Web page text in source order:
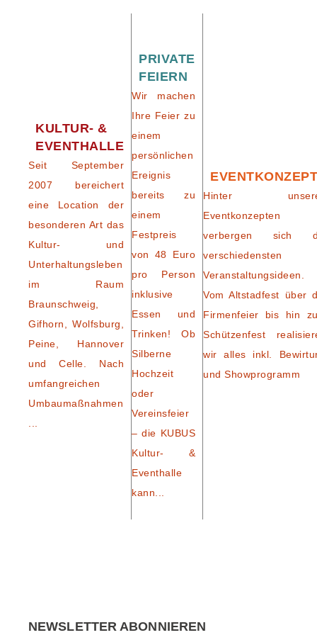
KULTUR- &
EVENTHALLE
Seit September
2007 bereichert
eine Location der
besonderen Art das
Kultur- und
Unterhaltungsleben
im Raum
Braunschweig,
Gifhorn, Wolfsburg,
Peine, Hannover
und Celle. Nach
umfangreichen
Umbaumaßnahmen
PRIVATE
FEIERN
Wir machen
Ihre Feier zu
einem
persönlichen
Ereignis
bereits zu
einem
Festpreis
von 48 Euro
pro Person
inklusive
Essen und
Trinken! Ob
Silberne
Hochzeit
oder
Vereinsfeier
– die KUBUS
Kultur- &
Eventhalle
kann...
Hinter
Eventkonzepten
verbergen sich
verschiedensten
Veranstaltungsideen.
Vom Altstadfest über
Firmenfeier bis hin
Schützenfest
wir alles inkl.
und Showprogramm
NEWSLETTER ABONNIEREN